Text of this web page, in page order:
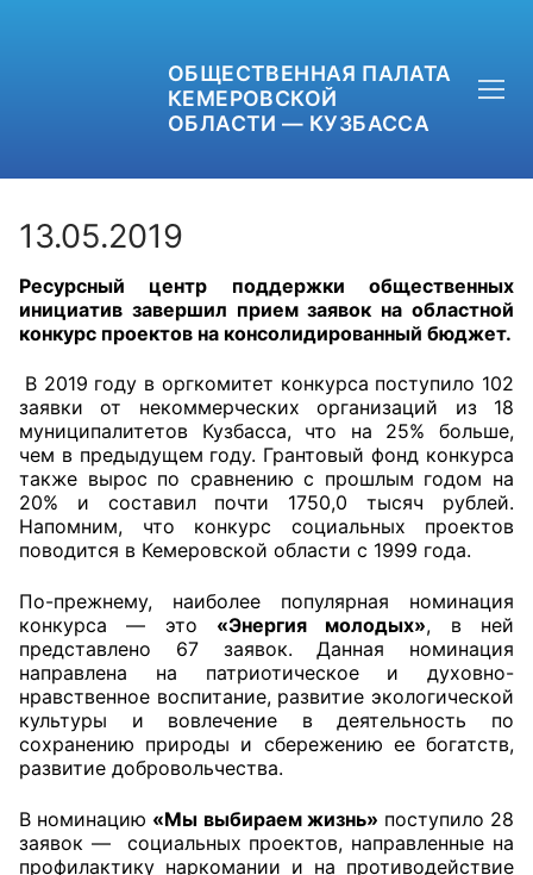
ОБЩЕСТВЕННАЯ ПАЛАТА
КЕМЕРОВСКОЙ
ОБЛАСТИ — КУЗБАССА
+7 (3842) 58-82-40
ОБРАТНАЯ СВЯЗЬ
Общественные советы
Общественные советы при территориальных
органах федеральных органов
исполнительной власти
независимой оценки качества условий
оказания услуг
13.05.2019
Ресурсный центр поддержки общественных
инициатив завершил прием заявок на областной
конкурс проектов на консолидированный бюджет.
В 2019 году в оргкомитет конкурса поступило 102
заявки от некоммерческих организаций из 18
муниципалитетов Кузбасса, что на 25% больше,
чем в предыдущем году. Грантовый фонд конкурса
также вырос по сравнению с прошлым годом на
20% и составил почти 1750,0 тысяч рублей.
Напомним, что конкурс социальных проектов
поводится в Кемеровской области с 1999 года.
По-прежнему, наиболее популярная номинация
конкурса — это «Энергия молодых», в ней
представлено 67 заявок. Данная номинация
направлена на патриотическое и духовно-
нравственное воспитание, развитие экологической
культуры и вовлечение в деятельность по
сохранению природы и сбережению ее богатств,
развитие добровольчества.
В номинацию «Мы выбираем жизнь» поступило 28
заявок — социальных проектов, направленные на
профилактику наркомании и на противодействие